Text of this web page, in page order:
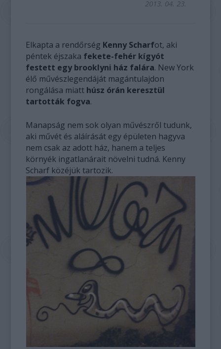
2013. 04. 23.
Elkapta a rendőrség Kenny Scharfot, aki
péntek éjszaka fekete-fehér kígyót
festett egy brooklyni ház falára. New York
élő művészlegendáját magántulajdon
rongálása miatt húsz órán keresztül
tartották fogva.
Manapság nem sok olyan művészről tudunk,
aki művét és aláírását egy épületen hagyva
nem csak az adott ház, hanem a teljes
környék ingatlanárait növelni tudná. Kenny
Scharf közéjük tartozik.